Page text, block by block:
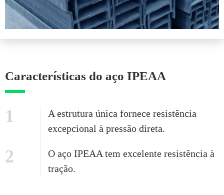
Características do aço IPEAA
1
A estrutura única fornece resistência
excepcional à pressão direta.
2
O aço IPEAA tem excelente resistência à
tração.